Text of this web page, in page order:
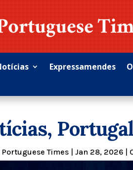
Expressamendes
Portugal
Portuguese Times |Jan 28, 2026